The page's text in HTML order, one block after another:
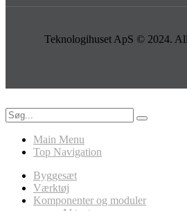
Teknologihuset ApS © 2024.
Main Menu
Top Navigation
Byggesæt
Værktøj
Komponenter og moduler